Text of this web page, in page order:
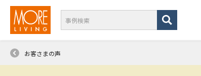
お客さまの声